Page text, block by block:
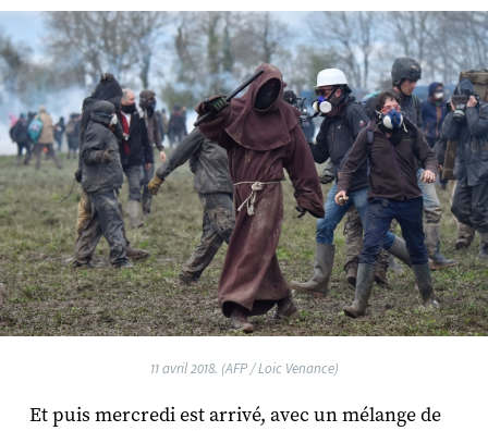
11 avril 2018. (AFP / Loic Venance)
Et puis mercredi est arrivé, avec un mélange de